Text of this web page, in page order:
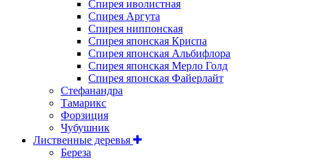
Спирея иволистная
Спирея Аргута
Спирея ниппонская
Спирея японская Криспа
Спирея японская Альбифлора
Спирея японская Мерло Голд
Спирея японская Файерлайт
Стефанандра
Тамарикс
Форзиция
Чубушник
Лиственные деревья
Береза